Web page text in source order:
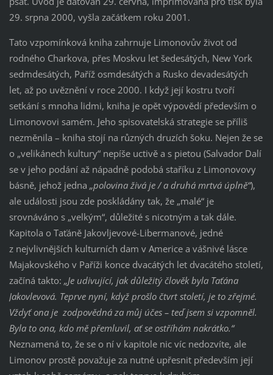
29. srpna 2000, vyšla začátkem roku 2001.
Tato vzpomínková kniha zahrnuje Limonovův život od
rodného Charkova, přes Moskvu let šedesátých, New York
sedmdesátých, Paříž osmdesátých a Rusko devadesátých
let, až po uvěznění v roce 2000. I když její kostru tvoří
setkání s mnoha lidmi, kniha je opět výpovědí především o
Limonovovi samém. Jeho spisovatelská strategie se příliš
nezměnila – kniha stojí na různých druzích šoku. Nejen že se
o „velikánech kultury“ nepíše uctivě a s pietou (Salvador Dalí
se v jeho podání až nápadně podobá staříku z Limonovovy
básně, jehož jedna „polovina živá je / a druhá mrtvá úplně“),
ale události jsou zde poskládány tak, že „malé“ je
srovnáváno s „velkým“, důležité s nicotným a tak dále.
Kapitola o Taťáně Jakovljevové-Libermanové, jedné
z nejvlivnějších kulturních dam v Americe a vášnivé lásce
Majakovského v Paříži konce dvacátých let dvacátého století,
začíná takto: „Je udivující, jak důležitý člověk byla Taťána
Jakovlevová. Teprve nyní, když prošlo čtvrt století, je to zřejmé.
Vždyť ona je zodpovědná za můj účes – teď jsem si vzpomněl.
Byla to ona, kdo mě přemluvil, ať se ostříhám nakrátko.“
Neznamená to, že se o ní v kapitole nic víc nedozvíte, ale
Limonov prostě považuje za nutné upřesnit především její